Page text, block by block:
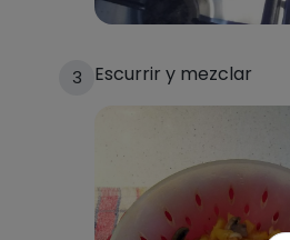
3 Escurrir y mezclar